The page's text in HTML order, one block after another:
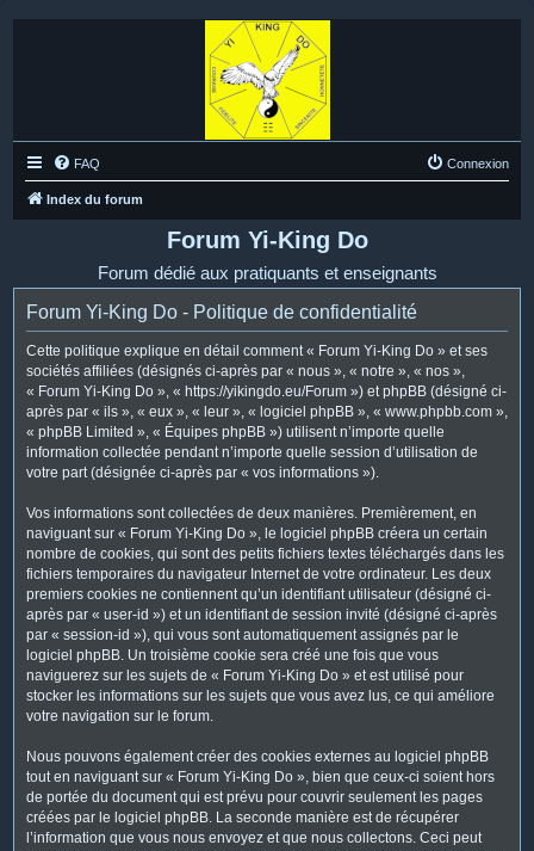
FAQ Connexion
Index du forum
Forum Yi-King Do
Forum dédié aux pratiquants et enseignants
Forum Yi-King Do - Politique de confidentialité
Cette politique explique en détail comment « Forum Yi-King Do » et ses
sociétés affiliées (désignés ci-après par « nous », « notre », « nos »,
« Forum Yi-King Do », « https://yikingdo.eu/Forum ») et phpBB (désigné ci-
après par « ils », « eux », « leur », « logiciel phpBB », « www.phpbb.com »,
« phpBB Limited », « Équipes phpBB ») utilisent n’importe quelle
information collectée pendant n’importe quelle session d’utilisation de
votre part (désignée ci-après par « vos informations »).
Vos informations sont collectées de deux manières. Premièrement, en
naviguant sur « Forum Yi-King Do », le logiciel phpBB créera un certain
nombre de cookies, qui sont des petits fichiers textes téléchargés dans les
fichiers temporaires du navigateur Internet de votre ordinateur. Les deux
premiers cookies ne contiennent qu’un identifiant utilisateur (désigné ci-
après par « user-id ») et un identifiant de session invité (désigné ci-après
par « session-id »), qui vous sont automatiquement assignés par le
logiciel phpBB. Un troisième cookie sera créé une fois que vous
naviguerez sur les sujets de « Forum Yi-King Do » et est utilisé pour
stocker les informations sur les sujets que vous avez lus, ce qui améliore
votre navigation sur le forum.
Nous pouvons également créer des cookies externes au logiciel phpBB
tout en naviguant sur « Forum Yi-King Do », bien que ceux-ci soient hors
de portée du document qui est prévu pour couvrir seulement les pages
créées par le logiciel phpBB. La seconde manière est de récupérer
l’information que vous nous envoyez et que nous collectons. Ceci peut